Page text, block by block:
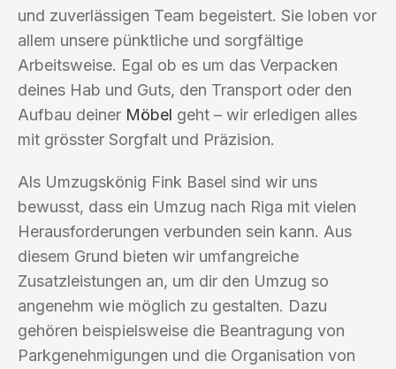
und zuverlässigen Team begeistert. Sie loben vor
allem unsere pünktliche und sorgfältige
Arbeitsweise. Egal ob es um das Verpacken
deines Hab und Guts, den Transport oder den
Aufbau deiner Möbel geht – wir erledigen alles
mit grösster Sorgfalt und Präzision.
Als Umzugskönig Fink Basel sind wir uns
bewusst, dass ein Umzug nach Riga mit vielen
Herausforderungen verbunden sein kann. Aus
diesem Grund bieten wir umfangreiche
Zusatzleistungen an, um dir den Umzug so
angenehm wie möglich zu gestalten. Dazu
gehören beispielsweise die Beantragung von
Parkgenehmigungen und die Organisation von